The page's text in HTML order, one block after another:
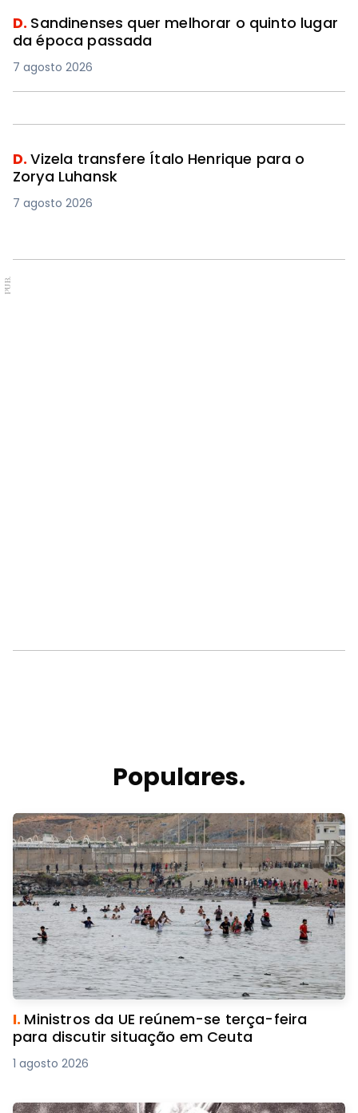
D. Sandinenses quer melhorar o quinto lugar
da época passada
7 agosto 2026
D.Vizela transfere Ítalo Henrique para o
Zorya Luhansk
7 agosto 2026
PUB.
Populares.
I. Ministros da UE reúnem-se terça-feira
para discutir situação em Ceuta
1 agosto 2026